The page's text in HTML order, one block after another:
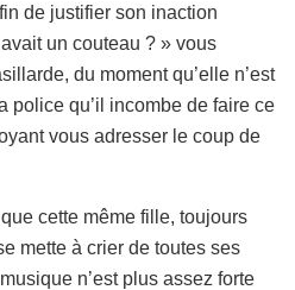
de justifier son inaction
un couteau ? » vous
du moment qu’elle n’est
police qu’il incombe de faire ce
vous adresser le coup de
cette même fille, toujours
mette à crier de toutes ses
n’est plus assez forte